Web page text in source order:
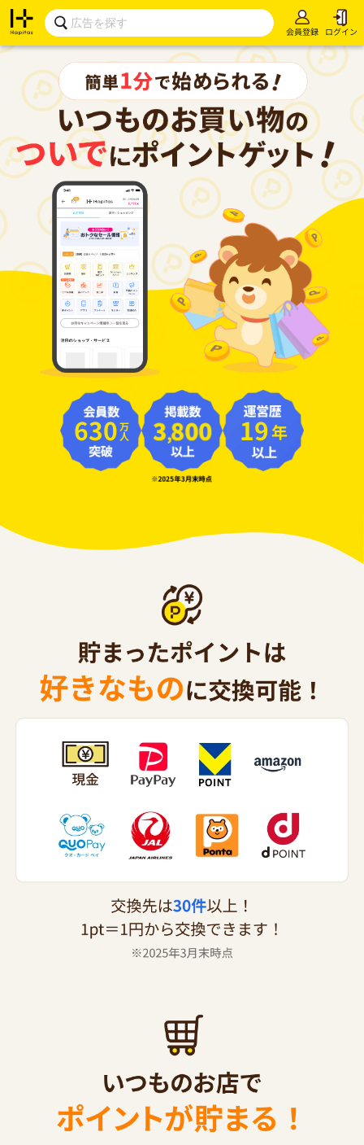
会員登録 ログイン
630万人 19年